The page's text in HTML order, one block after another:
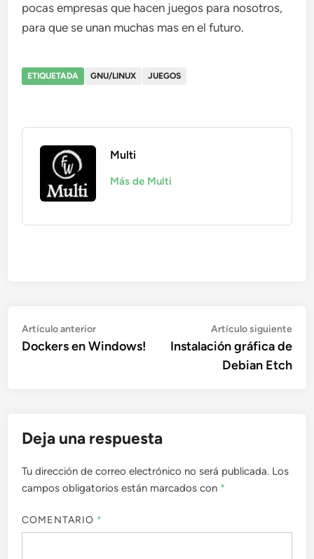
pocas empresas que hacen juegos para nosotros,
para que se unan muchas mas en el futuro.
ETIQUETADA GNU/LINUX JUEGOS
Multi
Más de Multi
Navegación
de
Artículo anteriorArtículo
anterior:
Dockers en Windows!
Artículo siguiente
Instalación gráfica de
Debian Etch
Deja una respuesta
Tu dirección de correo electrónico no será publicada. Los
campos obligatorios están marcados con *
COMENTARIO *